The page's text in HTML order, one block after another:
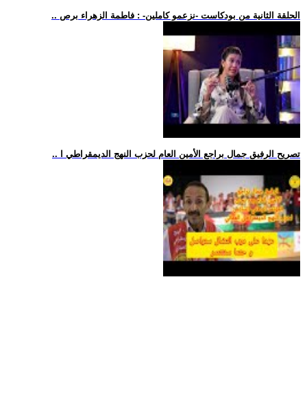
.. الحلقة الثانية من بودكاست -نزعمو كاملين- : فاطمة الزهراء برص
.. تصريح الرفيق جمال براجع الأمين العام لحزب النهج الديمقراطي ا